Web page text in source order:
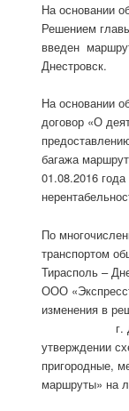
На основании
Решением
введен
Днестровск.
На основании
договор «О
багажа
01.08.2016
По
транспортом
Тирасполь –
ООО
изменения в
г.
утверждении
пригородные,
маршруты» на